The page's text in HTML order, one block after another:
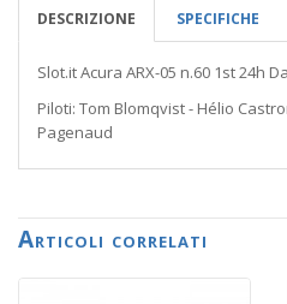
DESCRIZIONE SPECIFICHE
Slot.it Acura ARX-05 n.60 1st 24h
Piloti: Tom Blomqvist - Hélio
Pagenaud
Articoli correlati